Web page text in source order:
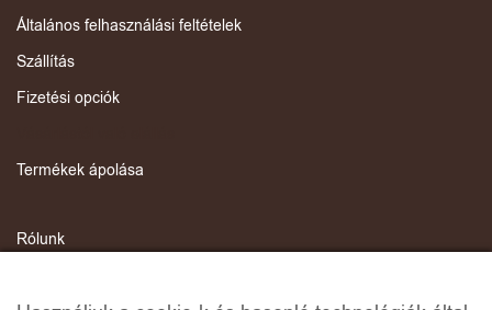
Általános felhasználási feltételek
Szállítás
Fizetési opciók
Termékek ápolása
Rólunk